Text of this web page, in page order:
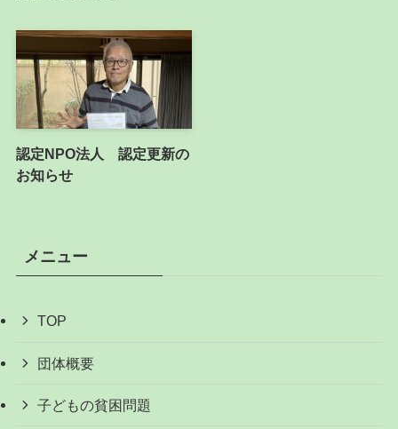
認定NPO法人 認定更新の
お知らせ
メニュー
TOP
団体概要
子どもの貧困問題